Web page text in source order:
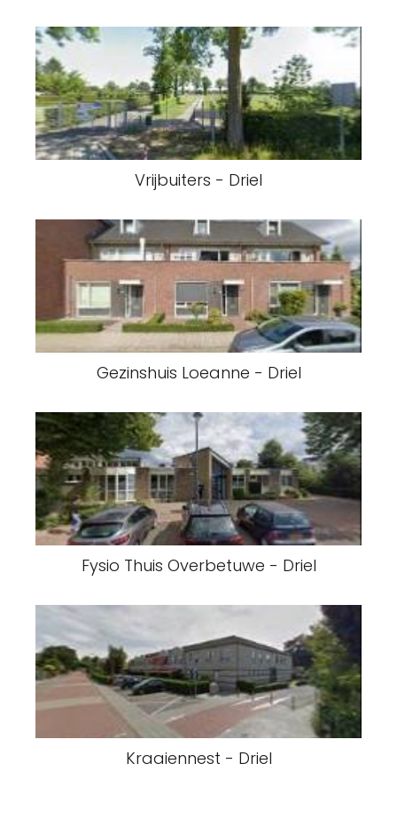
Vrijbuiters - Driel
Gezinshuis Loeanne - Driel
Fysio Thuis Overbetuwe - Driel
Kraaiennest - Driel